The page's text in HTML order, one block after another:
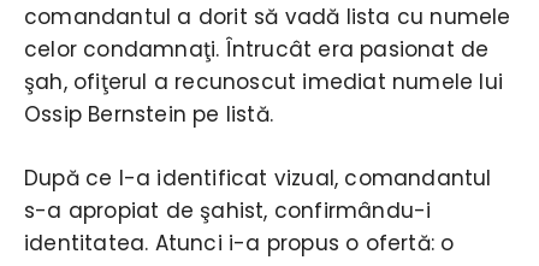
comandantul a dorit să vadă lista cu numele
celor condamnaţi. Întrucât era pasionat de
şah, ofiţerul a recunoscut imediat numele lui
Ossip Bernstein pe listă.
După ce l-a identificat vizual, comandantul
s-a apropiat de şahist, confirmându-i
identitatea. Atunci i-a propus o ofertă: o